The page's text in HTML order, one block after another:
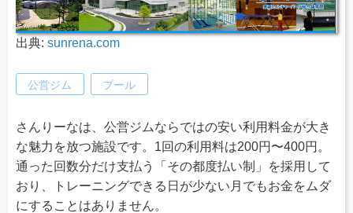
出典: sunrena.com
公営ジム プール
さんりーなは、公営ジムならではの安い利用料金が大き
な魅力を放つ施設です。1回の利用料は200円〜400円。
通った回数分だけ支払う「その都度払い制」を採用して
おり、トレーニングできる日が少ない月でもお金をムダ
にすることはありません。